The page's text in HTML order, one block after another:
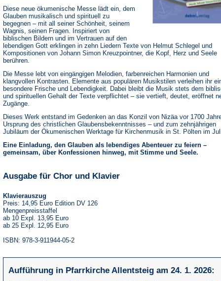
Diese neue ökumenische Messe lädt ein, dem
Glauben musikalisch und spirituell zu
begegnen – mit all seiner Schönheit, seinem
Wagnis, seinen Fragen. Inspiriert von
biblischen Bildern und im Vertrauen auf den
lebendigen Gott erklingen in zehn Liedern Texte von Helmut Schlegel und
Kompositionen von Johann Simon Kreuzpointner, die Kopf, Herz und Seele
berühren.
Die Messe lebt von eingängigen Melodien, farbenreichen Harmonien und
klangvollen Kontrasten. Elemente aus populären Musikstilen verleihen ihr
besondere Frische und Lebendigkeit. Dabei bleibt die Musik stets dem
und spirituellen Gehalt der Texte verpflichtet – sie vertieft, deutet, eröffnet
Zugänge.
Dieses Werk entstand im Gedenken an das Konzil von Nizäa vor 1700
Ursprung des christlichen Glaubensbekenntnisses – und zum zehnjährigen
Jubiläum der Ökumenischen Werktage für Kirchenmusik in St. Pölten im
Eine Einladung, den Glauben als lebendiges Abenteuer zu feiern –
gemeinsam, über Konfessionen hinweg, mit Stimme und Seele.
Ausgabe für Chor und Klavier
Klavierauszug
Preis: 14,95 Euro Edition DV 126
Mengenpreisstaffel
ab 10 Expl. 13,95 Euro
ab 25 Expl. 12,95 Euro
ISBN: 978-3-911944-05-2
Aufführung in Pfarrkirche Allentsteig am 24. 1. 2026: